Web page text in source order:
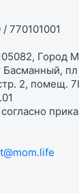
770101001
Город
Басманный, пл
2, помещ.